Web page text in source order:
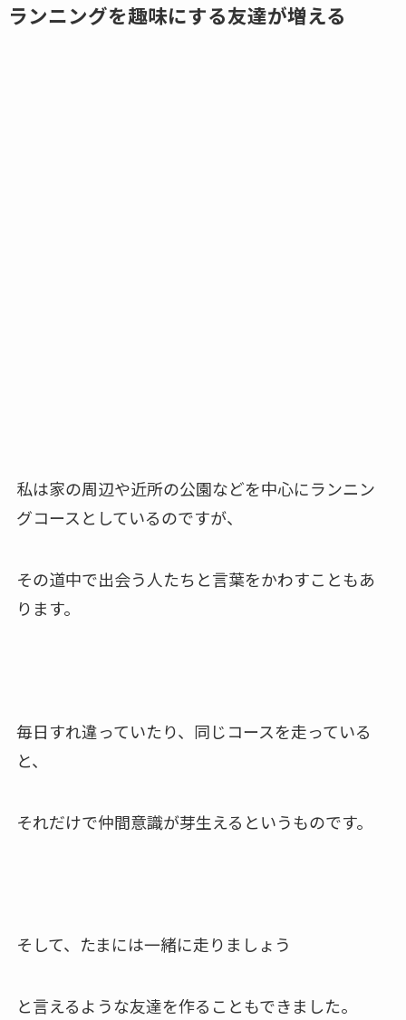
ランニングを趣味にする友達が増える
私は家の周辺や近所の公園などを中心にランニン
グコースとしているのですが、
その道中で出会う人たちと言葉をかわすこともあ
ります。
毎日すれ違っていたり、同じコースを走っている
と、
それだけで仲間意識が芽生えるというものです。
そして、たまには一緒に走りましょう
と言えるような友達を作ることもできました。